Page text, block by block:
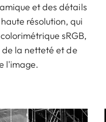
et des détails
résolution, qui
sRGB,
la netteté et de
l'image.